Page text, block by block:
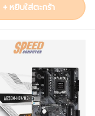
+ หยิบใส่ตะกร้า